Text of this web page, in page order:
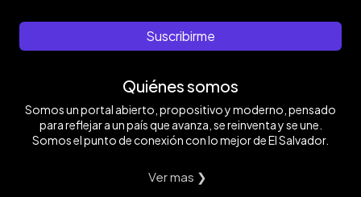
Suscribirme
Quiénes somos
Somos un portal abierto, propositivo y moderno, pensado
para reflejar a un país que avanza, se reinventa y se une.
Somos el punto de conexión con lo mejor de El Salvador.
Ver mas ❯